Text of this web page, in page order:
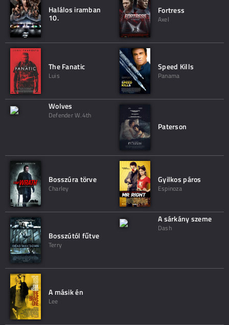
Halálos iramban
10.
Fortress
Axel
The Fanatic
Luis
Speed Kills
Panama
Wolves
Defender W.4th
Paterson
Bosszúra törve
Charley
Gyilkos páros
Espinoza
Bosszútól fűtve
Terry
A sárkány szeme
Dash
A másik én
Lee